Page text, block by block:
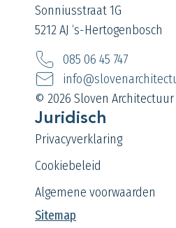
Sonniusstraat 1G
5212 AJ ‘s-Hertogenbosch
085 06 45 747
© 2026 Sloven Architectuur
Juridisch
Privacyverklaring
Cookiebeleid
Algemene voorwaarden
Sitemap